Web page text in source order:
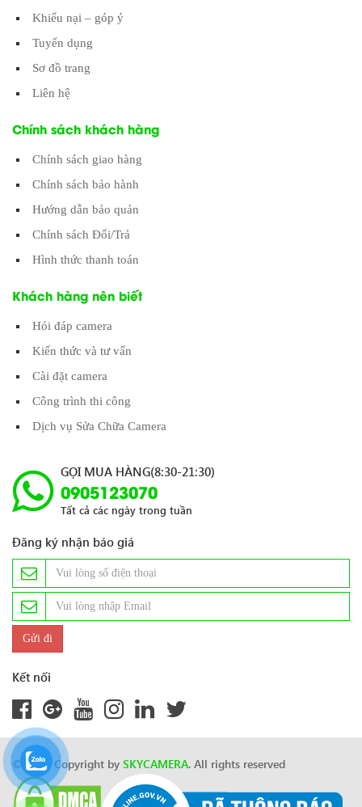
Khiếu nại – góp ý
Tuyển dụng
Sơ đồ trang
Liên hệ
Chính sách khách hàng
Chính sách giao hàng
Chính sách bảo hành
Hướng dẫn bảo quản
Chính sách Đổi/Trả
Hình thức thanh toán
Khách hàng nên biết
Hỏi đáp camera
Kiến thức và tư vấn
Cài đặt camera
Công trình thi công
Dịch vụ Sửa Chữa Camera
GỌI MUA HÀNG(8:30-21:30)
0905123070
Tất cả các ngày trong tuần
Đăng ký nhận báo giá
Kết nối
© 2024 Copyright by SKYCAMERA. All rights reserved